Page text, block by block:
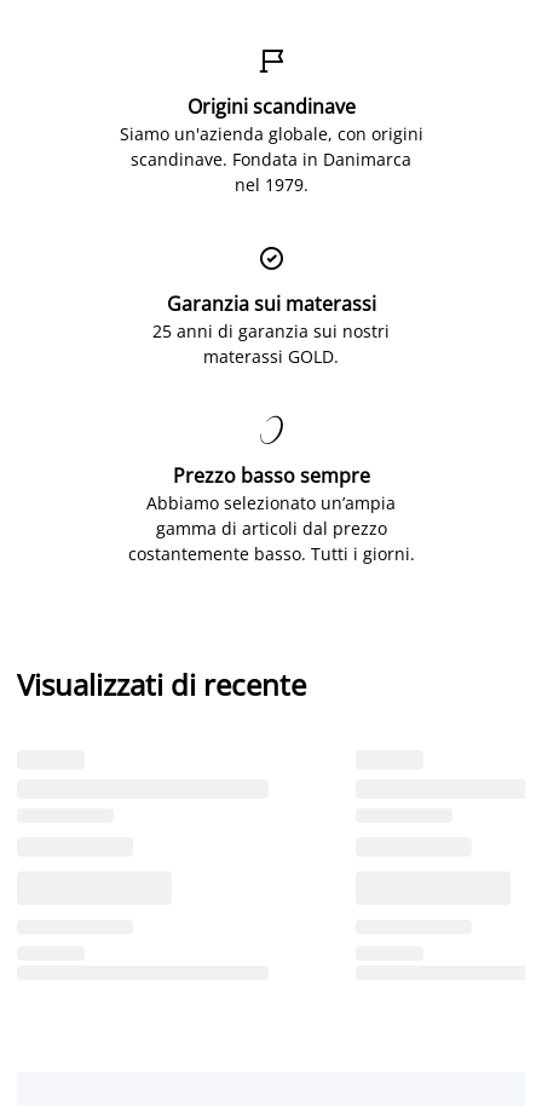

Origini scandinave
Siamo un'azienda globale, con origini
scandinave. Fondata in Danimarca
nel 1979.

Garanzia sui materassi
25 anni di garanzia sui nostri
materassi GOLD.

Prezzo basso sempre
Abbiamo selezionato un’ampia
gamma di articoli dal prezzo
costantemente basso. Tutti i giorni.
Visualizzati di recente